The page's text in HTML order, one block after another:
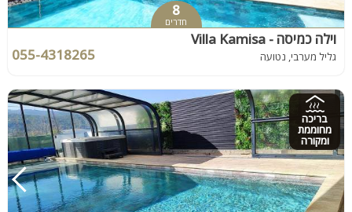
8
חדרים
וילה כמיסה - Villa Kamisa
גליל מערבי, נטועה 055-4318265
בריכה
מחוממת
ומקורה